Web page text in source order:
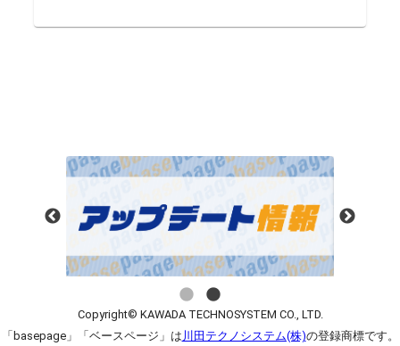
Copyright© KAWADA TECHNOSYSTEM CO., LTD.
「basepage」「ベースページ」は 川田テクノシステム(株)の登録商標です。